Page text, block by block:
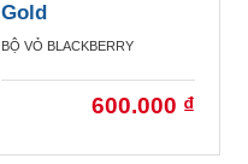
Gold
BỘ VỎ BLACKBERRY
600.000 ₫